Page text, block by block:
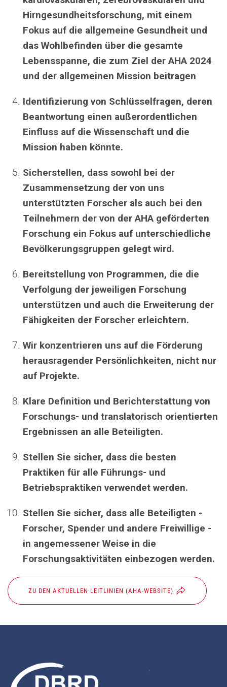
Hirngesundheitsforschung, mit einem
Fokus auf die allgemeine Gesundheit und
das Wohlbefinden über die gesamte
Lebensspanne, die zum Ziel der AHA 2024
und der allgemeinen Mission beitragen
Identifizierung von Schlüsselfragen, deren
Beantwortung einen außerordentlichen
Einfluss auf die Wissenschaft und die
Mission haben könnte.
Sicherstellen, dass sowohl bei der
Zusammensetzung der von uns
unterstützten Forscher als auch bei den
Teilnehmern der von der AHA geförderten
Forschung ein Fokus auf unterschiedliche
Bevölkerungsgruppen gelegt wird.
Bereitstellung von Programmen, die die
Verfolgung der jeweiligen Forschung
unterstützen und auch die Erweiterung der
Fähigkeiten der Forscher erleichtern.
Wir konzentrieren uns auf die Förderung
herausragender Persönlichkeiten, nicht nur
auf Projekte.
Klare Definition und Berichterstattung von
Forschungs- und translatorisch orientierten
Ergebnissen an alle Beteiligten.
Stellen Sie sicher, dass die besten
Praktiken für alle Führungs- und
Betriebspraktiken verwendet werden.
Stellen Sie sicher, dass alle Beteiligten -
Forscher, Spender und andere Freiwillige -
in angemessener Weise in die
Forschungsaktivitäten einbezogen werden.
ZU DEN AKTUELLEN LEITLINIEN (AHA-WEBSITE)